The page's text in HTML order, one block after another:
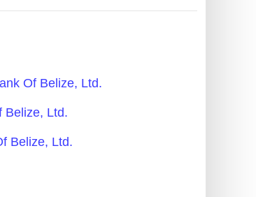
Of Belize, Ltd.
Belize, Ltd.
Belize, Ltd.